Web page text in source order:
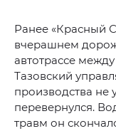
Ранее «Красный
вчерашнем
автотрассе
Тазовский
производства не
перевернулся.
травм он